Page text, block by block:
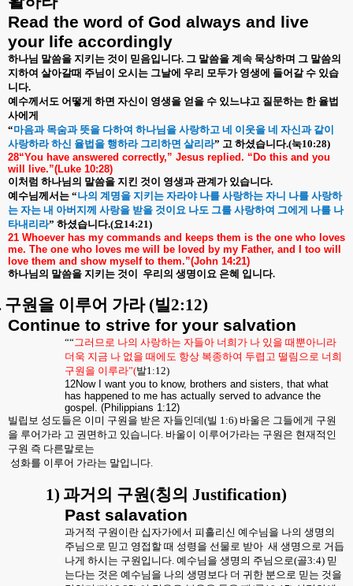
Read the word of God always and live
your life accordingly
하나님 말씀을 지키는 것이 믿음입니다. 그 말씀을 계속 묵상하며 그 말씀의
지하여 살아갈때 주님이 오시는 그날에 우리 모두가 영생에 들어갈 수 있습
니다.
예수께서도 어떻게 하면 자신이 영생을 얻을 수 있느냐고 질문하는 한 율법
사에게
“마음과 목숨과 뜻을 다하여 하나님을 사랑하고 네 이웃을 네 자신과 같이
사랑하라 하신 율법을 행하라 그리하면 살리라” 고 하셨습니다.(눅10:28)
28“You have answered correctly,” Jesus replied. “Do this and you
will live.”(Luke 10:28)
이처럼 하나님의 말씀을 지킨 것이 영생과 관계가 있습니다.
예수님께서는 “나의 계명을 지키는 자라야 나를 사랑하는 자니 나를 사랑하
는 자는 내 아버지께 사랑을 받을 것이요 나도 그를 사랑하여 그에게 나를 나
타내리라” 하셨습니다.(요14:21)
21 Whoever has my commands and keeps them is the one who loves
me. The one who loves me will be loved by my Father, and I too will
love them and show myself to them.”(John 14:21)
하나님의 말씀을 지키는 것이
우리의 생명이요 은혜 입니다.
구원을 이루어 가라 (빌2:12)
Continue to strive for your salvation
““그러므로 나의 사랑하는 자들아 너희가 나 있을 때뿐아니라
더욱 지금 나 없을 때에도 항상 복종하여 두렵고 떨림으로 너희
구원을 이루라”(발1:12)
12Now I want you to know, brothers and sisters, that what
has happened to me has actually served to advance the
gospel. (Philippians 1:12)
빌립보 성도들은 이미 구원을 받은 자들인데(빌 1:6) 바울은 그들에게 구원
을 루어가라 고 권면하고 있습니다. 바울이 이루어가라는 구원은 현재적인
구원 즉 다른말로는
성화를 이루어 가라는 말입니다.
1) 과거의 구원(칭의 Justification)
Past salavation
과거적 구원이란 십자가에서 피흘리신 예수님을 나의 생명의
주님으로 믿고 영접할 때 성령을 선물로 받아 새 생명으로 거듭
나게 하시는 구원입니다. 예수님을 생명의 주님으로(골3:4) 믿
는다는 것은 예수님을 나의 생명보다 더 귀한 분으로 믿는 것을